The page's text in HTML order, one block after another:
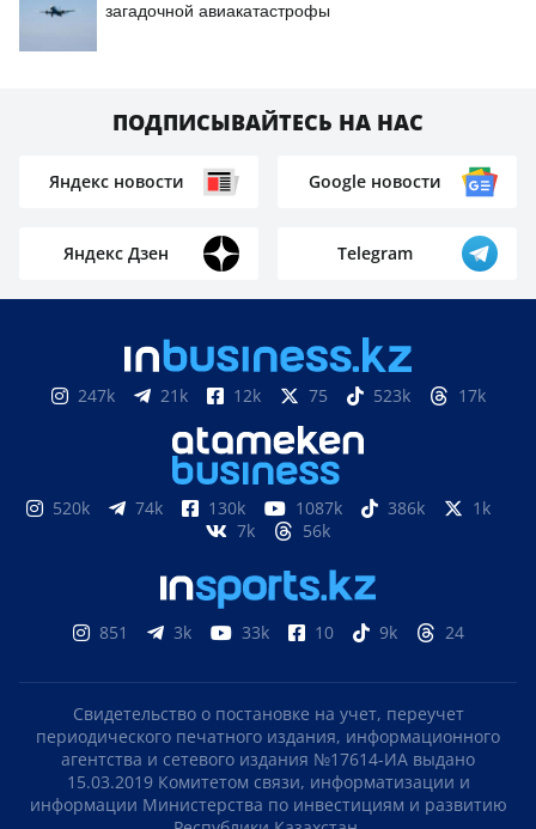
загадочной авиакатастрофы
ПОДПИСЫВАЙТЕСЬ НА НАС
Яндекс новости Google новости
Яндекс Дзен Telegram
247k 21k 12k 75 523k 17k
520k 74k 130k 1087k 386k
1k
7k
56k
851 3k 33k 10 9k 24
Свидетельство о постановке на учет, переучет
периодического печатного издания, информационного
агентства и сетевого издания №17614-ИА выдано
15.03.2019 Комитетом связи, информатизации и
информации Министерства по инвестициям и развитию